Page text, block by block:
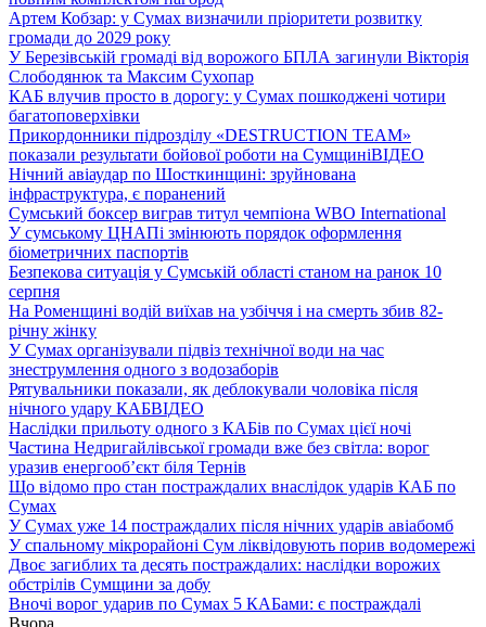
Артем Кобзар: у Сумах визначили пріоритети розвитку
громади до 2029 року
У Березівській громаді від ворожого БПЛА загинули Вікторія
Слободянюк та Максим Сухопар
КАБ влучив просто в дорогу: у Сумах пошкоджені чотири
багатоповерхівки
Прикордонники підрозділу «DESTRUCTION TEAM»
показали результати бойової роботи на СумщиніВІДЕО
Нічний авіаудар по Шосткинщині: зруйнована
інфраструктура, є поранений
Сумський боксер виграв титул чемпіона WBO International
У сумському ЦНАПі змінюють порядок оформлення
біометричних паспортів
Безпекова ситуація у Сумській області станом на ранок 10
серпня
На Роменщині водій виїхав на узбіччя і на смерть збив 82-
річну жінку
У Сумах організували підвіз технічної води на час
знеструмлення одного з водозаборів
Рятувальники показали, як деблокували чоловіка після
нічного удару КАБВІДЕО
Наслідки прильоту одного з КАБів по Сумах цієї ночі
Частина Недригайлівської громади вже без світла: ворог
уразив енергооб’єкт біля Тернів
Що відомо про стан постраждалих внаслідок ударів КАБ по
Сумах
У Сумах уже 14 постраждалих після нічних ударів авіабомб
У спальному мікрорайоні Сум ліквідовують порив водомережі
Двоє загиблих та десять постраждалих: наслідки ворожих
обстрілів Сумщини за добу
Вночі ворог ударив по Сумах 5 КАБами: є постраждалі
Вчора